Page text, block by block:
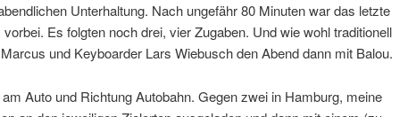
Unterhaltung. Nach ungefähr 80 Minuten war das letzte
Es folgten noch drei, vier Zugaben. Und wie wohl traditionell
und Keyboarder Lars Wiebusch den Abend dann mit Balou.
Auto und Richtung Autobahn. Gegen zwei in Hamburg, meine